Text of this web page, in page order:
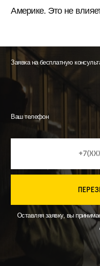
Америке. Это не
Заявка на бесплатную
Ваш телефон
Оставляя заявку, вы